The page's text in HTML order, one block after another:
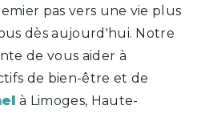
pas vers une vie plus
dès aujourd'hui. Notre
de vous aider à
de bien-être et de
à Limoges, Haute-